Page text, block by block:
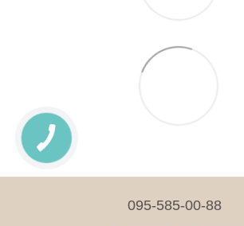
095-585-00-88